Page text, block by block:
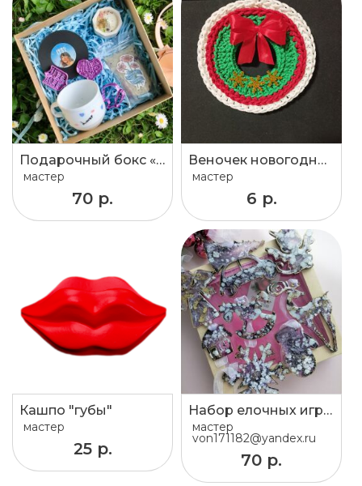
Подарочный бокс «Тейлор Свифт»
мастер
70 р.
Веночек новогодний
мастер
6 р.
Кашпо "губы"
мастер
25 р.
Набор елочных игрушек
мастер
von171182@yandex.ru
70 р.